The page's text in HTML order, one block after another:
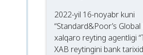
2022-yil 16-noyabr kuni
“Standard&Poor’s Global
xalqaro reyting agentligi
XAB reytingini bank